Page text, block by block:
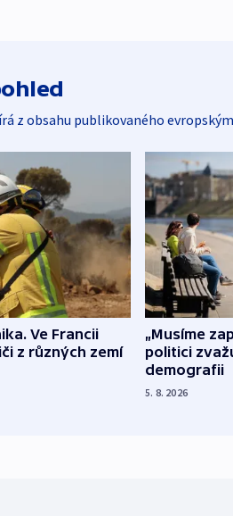
z obsahu publikovaného
Ve Francii
z různých zemí
„Musíme
politici
demografii
5. 8. 2026